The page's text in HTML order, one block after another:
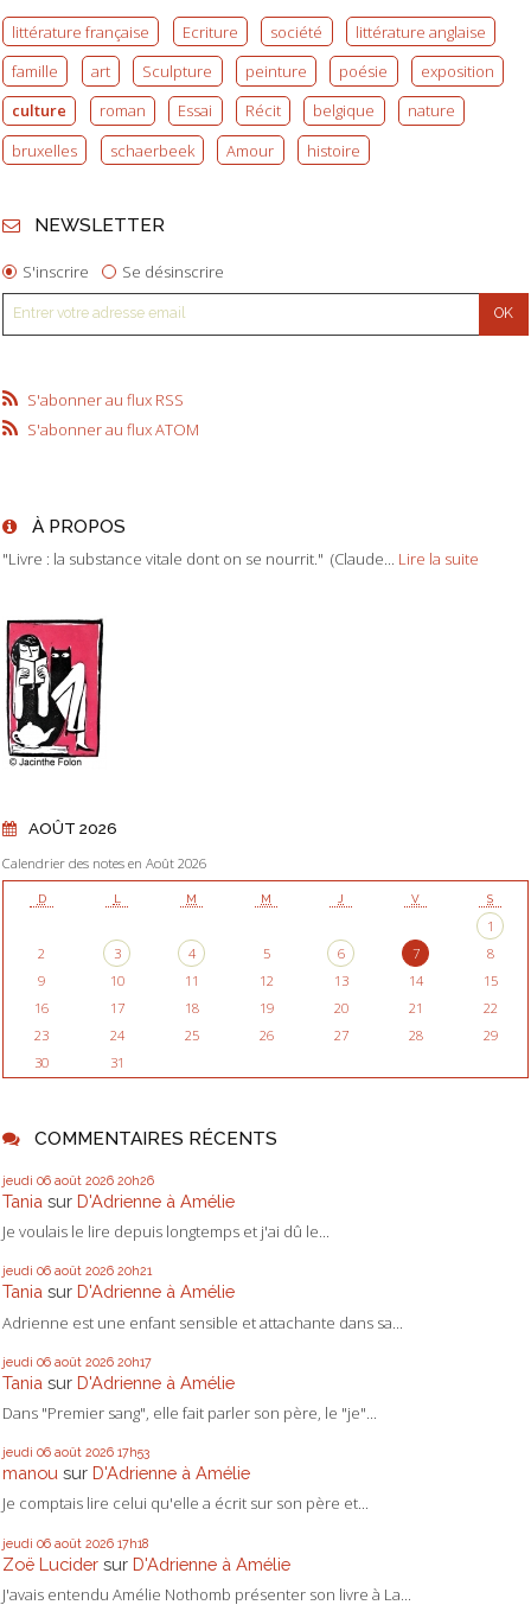
littérature française Ecriture société
littérature anglaise
famille
art Sculpture peinture poésie
exposition
culture
roman Essai Récit belgique
nature
bruxelles
schaerbeek Amour histoire
NEWSLETTER
S'inscrire Se désinscrire
S'abonner au flux RSS
S'abonner au flux ATOM
À PROPOS
"Livre : la substance vitale dont on se nourrit." (Claude... Lire la suite
AOÛT 2026
Calendrier des notes en Août 2026
D L M M J V S
1
2
3 4 5 6 7
8
9
10 11 12 13 14
15
16
17 18 19 20 21
22
23
24 25 26 27 28
29
30
31
COMMENTAIRES RÉCENTS
jeudi 06 août 2026 20h26
Tania sur D'Adrienne à Amélie
Je voulais le lire depuis longtemps et j'ai dû le...
jeudi 06 août 2026 20h21
Tania sur D'Adrienne à Amélie
Adrienne est une enfant sensible et attachante dans sa...
jeudi 06 août 2026 20h17
Tania sur D'Adrienne à Amélie
Dans "Premier sang", elle fait parler son père, le "je"...
jeudi 06 août 2026 17h53
manou sur D'Adrienne à Amélie
Je comptais lire celui qu'elle a écrit sur son père et...
jeudi 06 août 2026 17h18
Zoë Lucider sur D'Adrienne à Amélie
J'avais entendu Amélie Nothomb présenter son livre à La...